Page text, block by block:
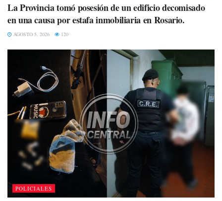
La Provincia tomó posesión de un edificio decomisado
en una causa por estafa inmobiliaria en Rosario.
AGOSTO 5, 2026 120
POLICIALES